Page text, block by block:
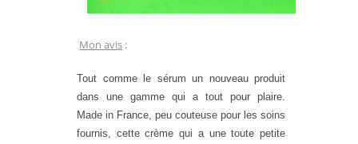
Mon avis :
Tout comme le sérum un nouveau produit
dans une gamme qui a tout pour plaire.
Made in France, peu couteuse pour les soins
fournis, cette crème qui a une toute petite